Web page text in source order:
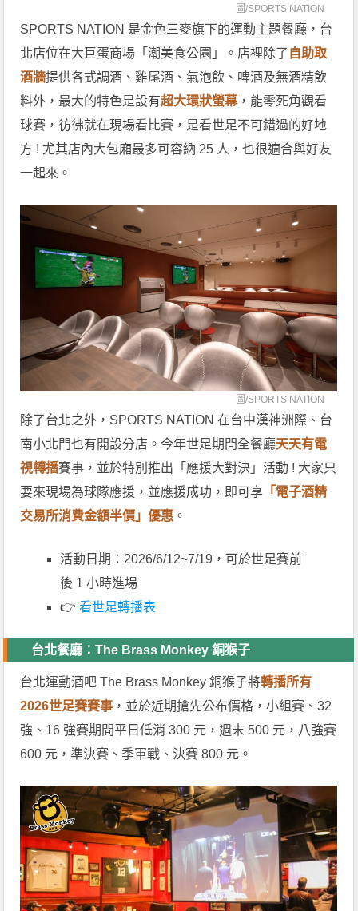
圖/SPORTS NATION
SPORTS NATION 是金色三麥旗下的運動主題餐廳，台
北店位在大巨蛋商場「潮美食公園」。店裡除了 自助取
酒牆提供各式調酒、雞尾酒、氣泡飲、啤酒及無酒精飲
料外，最大的特色是設有超大環狀螢幕，能零死角觀看
球賽，彷彿就在現場看比賽，是看世足不可錯過的好地
方 ! 尤其店內大包廂最多可容納 25 人，也很適合與好友
一起來。
圖/SPORTS NATION
除了台北之外，SPORTS NATION 在台中漢神洲際、台
南小北門也有開設分店。今年世足期間全餐廳天天有電
視轉播賽事，並於特別推出「應援大對決」活動 ! 大家只
要來現場為球隊應援，並應援成功，即可享 「電子酒精
交易所消費金額半價」優惠 。
活動日期：2026/6/12~7/19，可於世足賽前
後 1 小時進場
👉看世足轉播表
台北餐廳：The Brass Monkey 銅猴子
台北運動酒吧 The Brass Monkey 銅猴子將轉播所有
2026世足賽賽事 ，並於近期搶先公布價格，小組賽、32
強、16 強賽期間平日低消 300 元，週末 500 元，八強賽
600 元，準決賽、季軍戰、決賽 800 元。